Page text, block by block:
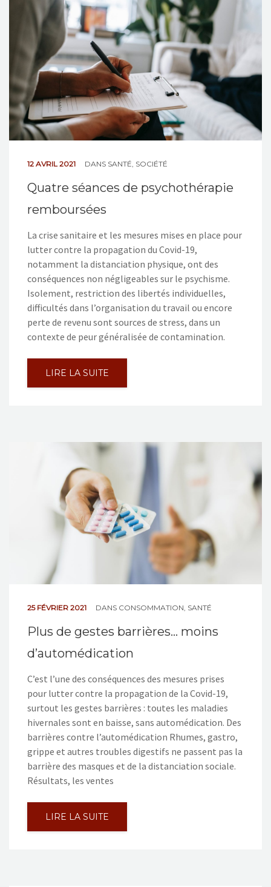
12 AVRIL 2021 DANS SANTÉ, SOCIÉTÉ
Quatre séances de psychothérapie
remboursées
La crise sanitaire et les mesures mises en place pour
lutter contre la propagation du Covid-19,
notamment la distanciation physique, ont des
conséquences non négligeables sur le psychisme.
Isolement, restriction des libertés individuelles,
difficultés dans l’organisation du travail ou encore
perte de revenu sont sources de stress, dans un
contexte de peur généralisée de contamination.
LIRE LA SUITE
25 FÉVRIER 2021 DANS CONSOMMATION SANTÉ
Plus de gestes barrières… moins
d’automédication
C’est l’une des conséquences des mesures prises
pour lutter contre la propagation de la Covid-19,
surtout les gestes barrières : toutes les maladies
hivernales sont en baisse, sans automédication. Des
barrières contre l’automédication Rhumes, gastro,
grippe et autres troubles digestifs ne passent pas la
barrière des masques et de la distanciation sociale.
Résultats, les ventes
LIRE LA SUITE